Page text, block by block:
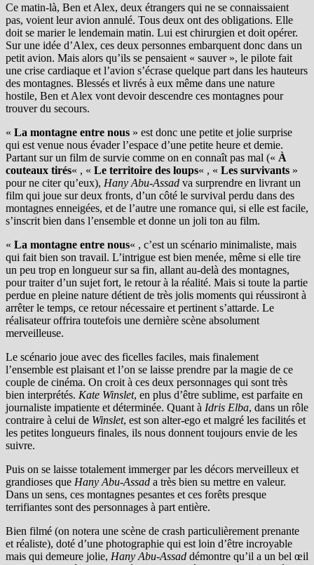
Ce matin-là, Ben et Alex, deux étrangers qui ne se connaissaient
pas, voient leur avion annulé. Tous deux ont des obligations. Elle
doit se marier le lendemain matin. Lui est chirurgien et doit opérer.
Sur une idée d’Alex, ces deux personnes embarquent donc dans un
petit avion. Mais alors qu’ils se pensaient « sauver », le pilote fait
une crise cardiaque et l’avion s’écrase quelque part dans les hauteurs
des montagnes. Blessés et livrés à eux même dans une nature
hostile, Ben et Alex vont devoir descendre ces montagnes pour
trouver du secours.
« La montagne entre nous » est donc une petite et jolie surprise
qui est venue nous évader l’espace d’une petite heure et demie.
Partant sur un film de survie comme on en connaît pas mal (« À
couteaux tirés« , « Le territoire des loups« , « Les survivants »
pour ne citer qu’eux), Hany Abu-Assad va surprendre en livrant un
film qui joue sur deux fronts, d’un côté le survival perdu dans des
montagnes enneigées, et de l’autre une romance qui, si elle est facile,
s’inscrit bien dans l’ensemble et donne un joli ton au film.
« La montagne entre nous« , c’est un scénario minimaliste, mais
qui fait bien son travail. L’intrigue est bien menée, même si elle tire
un peu trop en longueur sur sa fin, allant au-delà des montagnes,
pour traiter d’un sujet fort, le retour à la réalité. Mais si toute la partie
perdue en pleine nature détient de très jolis moments qui réussiront à
arrêter le temps, ce retour nécessaire et pertinent s’attarde. Le
réalisateur offrira toutefois une dernière scène absolument
merveilleuse.
Le scénario joue avec des ficelles faciles, mais finalement
l’ensemble est plaisant et l’on se laisse prendre par la magie de ce
couple de cinéma. On croit à ces deux personnages qui sont très
bien interprétés. Kate Winslet, en plus d’être sublime, est parfaite en
journaliste impatiente et déterminée. Quant à Idris Elba, dans un rôle
contraire à celui de Winslet, est son alter-ego et malgré les facilités et
les petites longueurs finales, ils nous donnent toujours envie de les
suivre.
Puis on se laisse totalement immerger par les décors merveilleux et
grandioses que Hany Abu-Assad a très bien su mettre en valeur.
Dans un sens, ces montagnes pesantes et ces forêts presque
terrifiantes sont des personnages à part entière.
Bien filmé (on notera une scène de crash particulièrement prenante
et réaliste), doté d’une photographie qui est loin d’être incroyable
mais qui demeure jolie, Hany Abu-Assad démontre qu’il a un bel œil